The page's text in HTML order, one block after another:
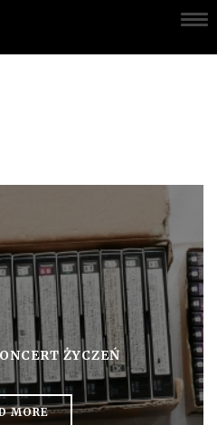
ŻYCZEŃ
MORE